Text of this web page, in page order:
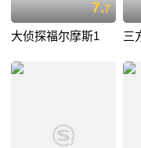
7.7
大侦探福尔摩斯1 三